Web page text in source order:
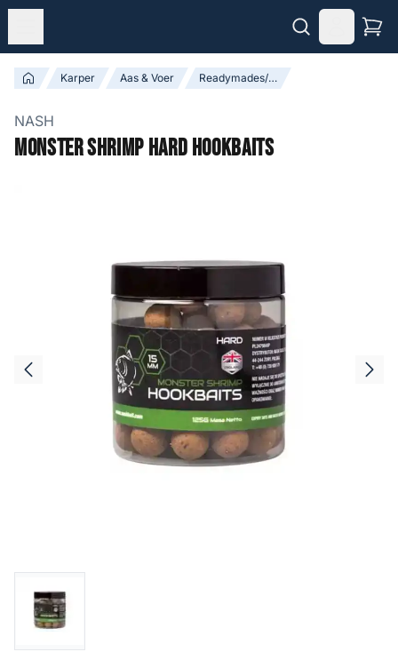
Karper Aas & Voer Readymades/Boilies
NASH
Monster Shrimp Hard Hookbaits